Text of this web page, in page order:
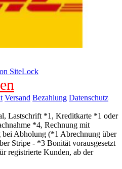
SiteLock
Versand Bezahlung Datenschutz
Lastschrift *1, Kreditkarte *1 oder
*4, Rechnung mit
Abholung (*1 Abrechnung über
Stripe - *3 Bonität vorausgesetzt
registrierte Kunden, ab der